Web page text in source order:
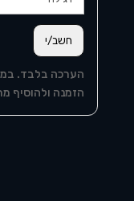
חשב/י
הערכה בלבד.
הזמנה ולהוסיף